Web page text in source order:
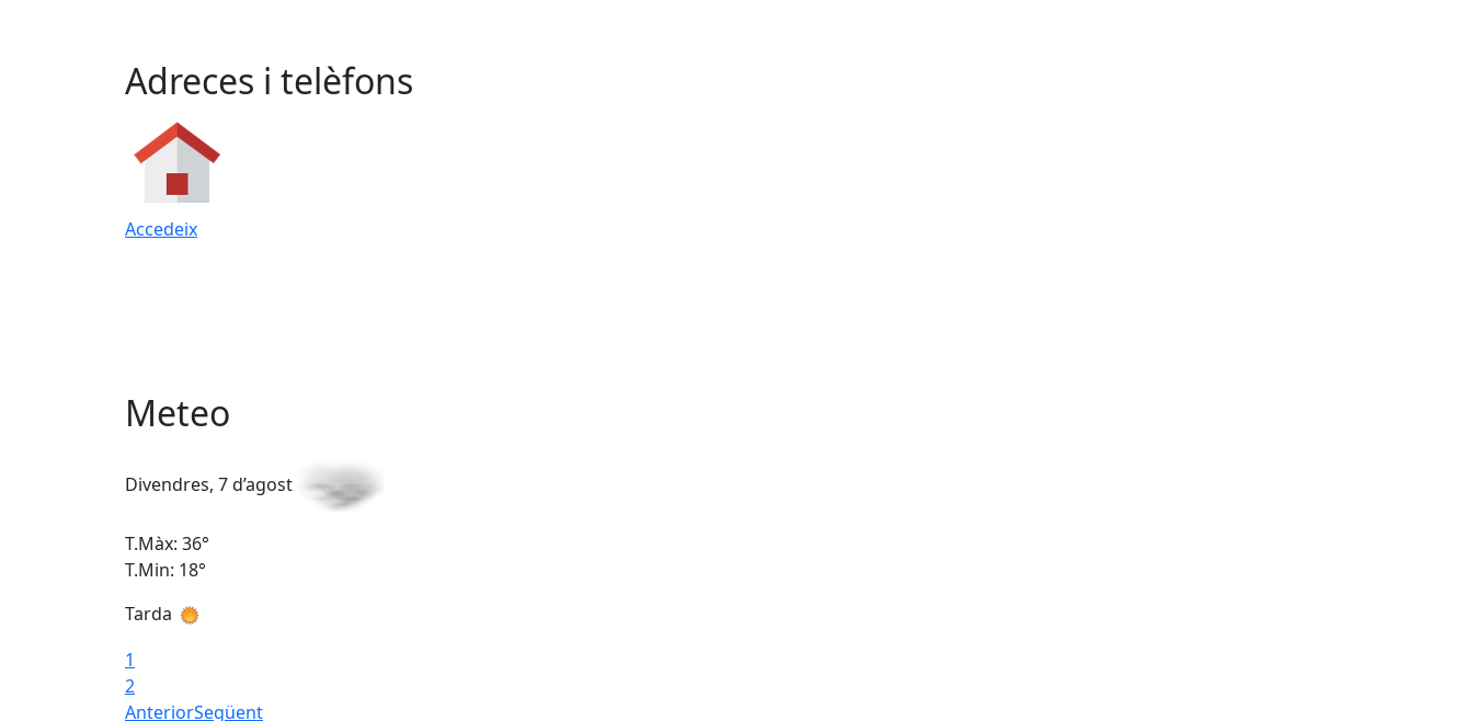
Adreces i telèfons
Accedeix
Meteo
Divendres, 7 d’agost
T.Màx: 36°
T.Min: 18°
Tarda
1
2
AnteriorSegüent